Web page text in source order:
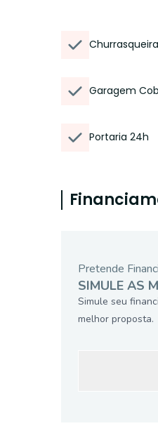
Garagem
Portaria 24h
Pretende
SIMULE AS
Simule seu
melhor proposta.